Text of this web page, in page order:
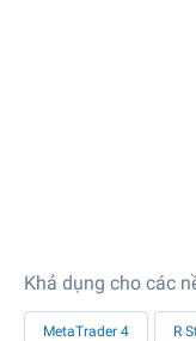
Khả dụng cho các
MetaTrader 4 R